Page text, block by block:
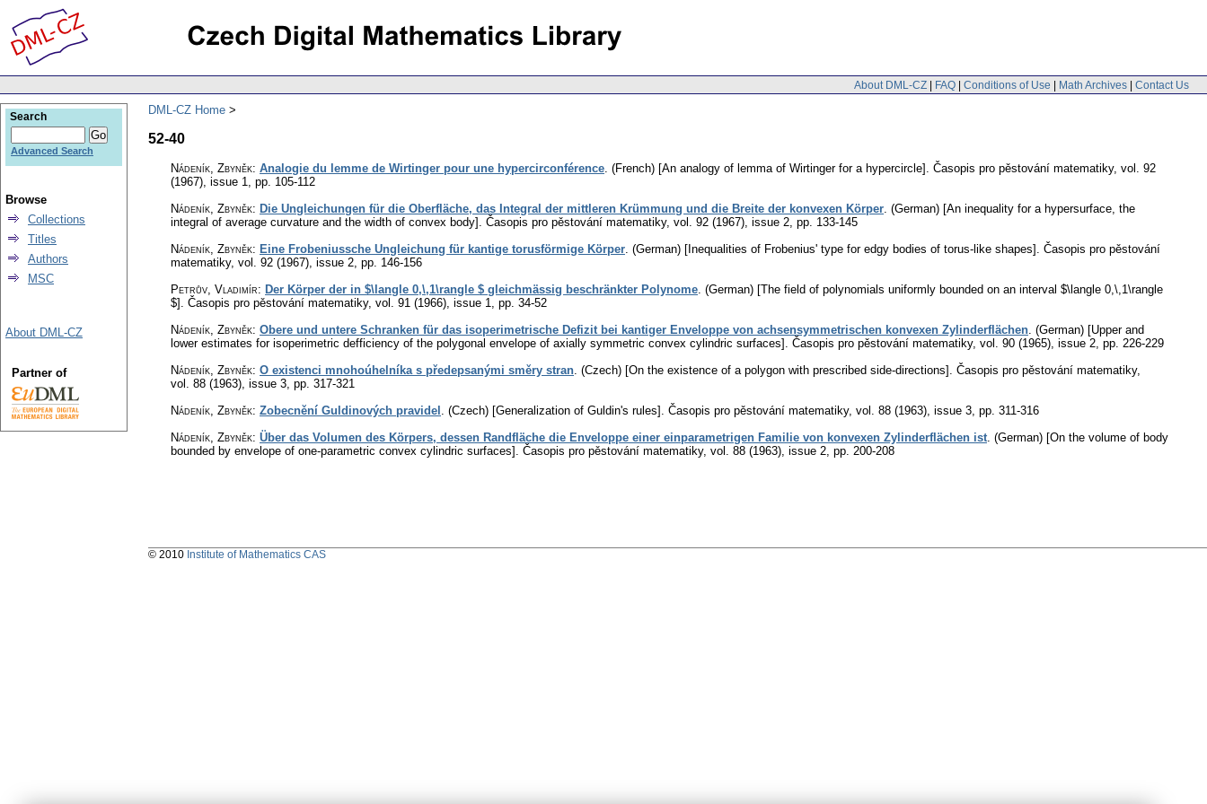
About DML-CZ | FAQ | Conditions of Use | Math Archives | Contact Us
DML-CZ Home
52-40
Nádeník, Zbyněk: Analogie du lemme de Wirtinger pour une hypercirconférence (French) [An analogy of lemma of Wirtinger for a hypercircle]. Časopis pro pěstování matematiky, vol. 92
(1967), issue 1
pp. 105-112
Nádeník, Zbyněk: Die Ungleichungen für die Oberfläche, das Integral der mittleren Krümmung und die Breite der konvexen Körper (German) [An inequality for a hypersurface, the
integral of average curvature and the width of convex body]. Časopis pro pěstování matematiky, vol. 92 (1967), issue 2 pp. 133-145
Nádeník, Zbyněk: Eine Frobeniussche Ungleichung für kantige torusförmige Körper (German) [Inequalities of Frobenius' type for edgy bodies of torus-like shapes]. Časopis pro pěstování
matematiky, vol. 92 (1967), issue 2 pp. 146-156
Petrův, Vladimír: Der Körper der in $\langle 0,\,1\rangle $ gleichmässig beschränkter Polynome (German) [The field of polynomials uniformly bounded on an interval $\langle 0,\,1\rangle
$]. Časopis pro pěstování matematiky, vol. 91 (1966), issue 1
pp. 34-52
Nádeník, Zbyněk: Obere und untere Schranken für das isoperimetrische Defizit bei kantiger Enveloppe von achsensymmetrischen konvexen Zylinderflächen (German) [Upper and
lower estimates for isoperimetric defficiency of the polygonal envelope of axially symmetric convex cylindric surfaces]. Časopis pro pěstování matematiky, vol. 90 (1965), issue 2 pp. 226-229
Nádeník, Zbyněk: O existenci mnohoúhelníka s předepsanými směry stran (Czech) [On the existence of a polygon with prescribed side-directions]. Časopis pro pěstování matematiky,
vol. 88 (1963), issue 3 pp. 317-321
Nádeník, Zbyněk: Zobecnění Guldinových pravidel (Czech) [Generalization of Guldin's rules]. Časopis pro pěstování matematiky, vol. 88 (1963), issue 3 pp. 311-316
Nádeník, Zbyněk: Über das Volumen des Körpers, dessen Randfläche die Enveloppe einer einparametrigen Familie von konvexen Zylinderflächen ist (German) [On the volume of body
bounded by envelope of one-parametric convex cylindric surfaces]. Časopis pro pěstování matematiky, vol. 88 (1963), issue 2 pp. 200-208
Search
Advanced Search
Browse
Collections
Titles
Authors
MSC
About DML-CZ
Partner of
© 2010 Institute of Mathematics CAS